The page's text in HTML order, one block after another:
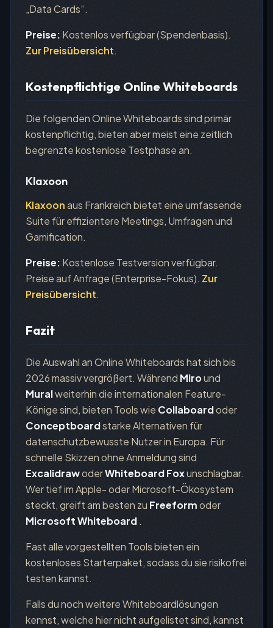
„Data Cards“.
Preise: Kostenlos verfügbar (Spendenbasis).
Zur Preisübersicht.
Kostenpflichtige Online Whiteboards
Die folgenden Online Whiteboards sind primär
kostenpflichtig, bieten aber meist eine zeitlich
begrenzte kostenlose Testphase an.
Klaxoon
Klaxoonaus Frankreich bietet eine umfassende
Suite für effizientere Meetings, Umfragen und
Gamification.
Preise: Kostenlose Testversion verfügbar.
Preise auf Anfrage (Enterprise-Fokus). Zur
Preisübersicht.
Fazit
Die Auswahl an Online Whiteboards hat sich bis
2026 massiv vergrößert. Während Miround
Muralweiterhin die internationalen Feature-
Könige sind, bieten Tools wie Collaboardoder
Conceptboardstarke Alternativen für
datenschutzbewusste Nutzer in Europa. Für
schnelle Skizzen ohne Anmeldung sind
ExcalidrawoderWhiteboard Foxunschlagbar.
Wer tief im Apple- oder Microsoft-Ökosystem
steckt, greift am besten zu Freeformoder
Microsoft Whiteboard .
Fast alle vorgestellten Tools bieten ein
kostenloses Starterpaket, sodass du sie risikofrei
testen kannst.
Falls du noch weitere Whiteboardlösungen
kennst, welche hier nicht aufgelistet sind, kannst